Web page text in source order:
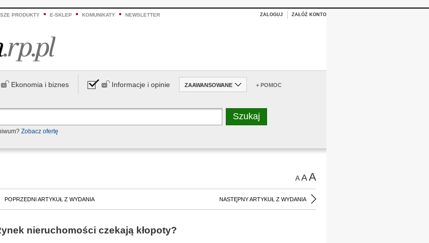
PRODUKTY E-SKLEP KOMUNIKATY NEWSLETTER ZALOGUJ ZAŁÓŻ KONTO
Ekonomia i biznes Informacje i opinie ZAAWANSOWANE + POMOC
Zobacz ofertę
AAA
POPRZEDNI ARTYKUŁ Z WYDANIA NASTĘPNY ARTYKUŁ Z WYDANIA
nieruchomości czekają kłopoty?